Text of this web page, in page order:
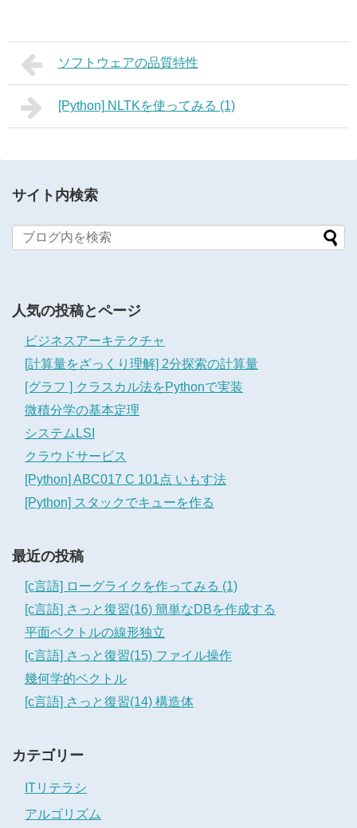
ソフトウェアの品質特性
[Python] NLTKを使ってみる (1)
サイト内検索
人気の投稿とページ
ビジネスアーキテクチャ
[計算量をざっくり理解] 2分探索の計算量
[グラフ ] クラスカル法をPythonで実装
微積分学の基本定理
システムLSI
クラウドサービス
[Python] ABC017 C 101点 いもす法
[Python] スタックでキューを作る
最近の投稿
[c言語] ローグライクを作ってみる (1)
[c言語] さっと復習(16) 簡単なDBを作成する
平面ベクトルの線形独立
[c言語] さっと復習(15) ファイル操作
幾何学的ベクトル
[c言語] さっと復習(14) 構造体
カテゴリー
ITリテラシ
アルゴリズム